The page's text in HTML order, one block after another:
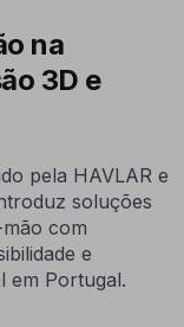
na
3D e
pela HAVLAR e
soluções
com
e
em Portugal.